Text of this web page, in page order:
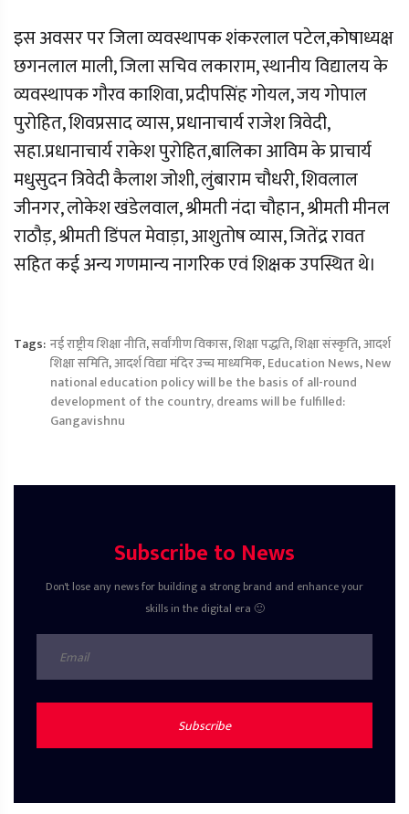
इस अवसर पर जिला व्यवस्थापक शंकरलाल पटेल,कोषाध्यक्ष
छगनलाल माली, जिला सचिव लकाराम, स्थानीय विद्यालय के
व्यवस्थापक गौरव काशिवा, प्रदीपसिंह गोयल, जय गोपाल
पुरोहित, शिवप्रसाद व्यास, प्रधानाचार्य राजेश त्रिवेदी,
सहा.प्रधानाचार्य राकेश पुरोहित,बालिका आविम के प्राचार्य
मधुसुदन त्रिवेदी कैलाश जोशी, लुंबाराम चौधरी, शिवलाल
जीनगर, लोकेश खंडेलवाल, श्रीमती नंदा चौहान, श्रीमती मीनल
राठौड़, श्रीमती डिंपल मेवाड़ा, आशुतोष व्यास, जितेंद्र रावत
सहित कई अन्य गणमान्य नागरिक एवं शिक्षक उपस्थित थे।
Tags: नई राष्ट्रीय शिक्षा नीति,सर्वांगीण विकास,शिक्षा पद्धति,शिक्षा संस्कृति,आदर्श
शिक्षा समिति,आदर्श विद्या मंदिर उच्च माध्यमिक,Education News,New
national education policy will be the basis of all-round
development of the country, dreams will be fulfilled:
Gangavishnu
Subscribe to News
Don't lose any news for building a strong brand and enhance your
skills in the digital era 🙂
Subscribe